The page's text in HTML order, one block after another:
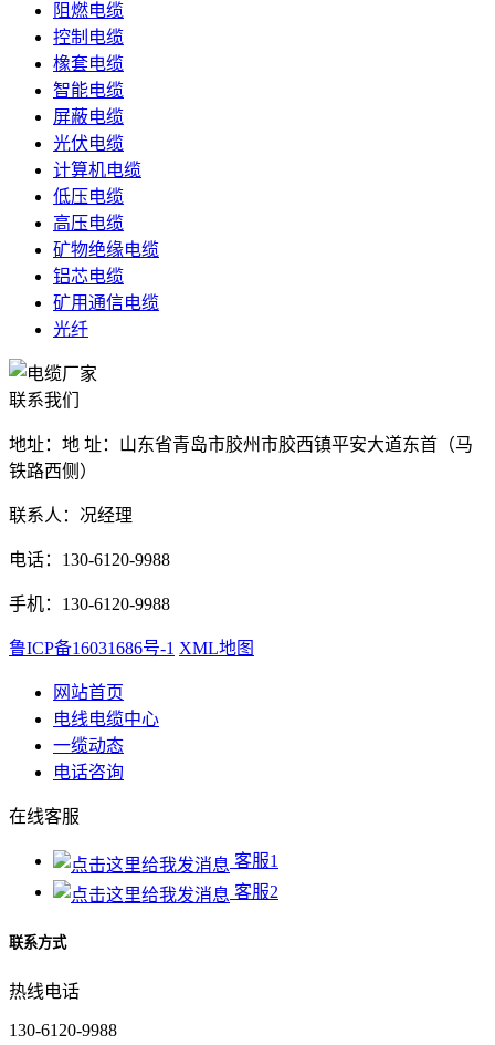
阻燃电缆
控制电缆
橡套电缆
智能电缆
屏蔽电缆
光伏电缆
计算机电缆
低压电缆
高压电缆
矿物绝缘电缆
铝芯电缆
矿用通信电缆
光纤
联系我们
地址：地 址：山东省青岛市胶州市胶西镇平安大道东首（马
铁路西侧）
联系人：况经理
电话：130-6120-9988
手机：130-6120-9988
鲁ICP备16031686号-1 XML地图
网站首页
电线电缆中心
一缆动态
电话咨询
在线客服
客服1
客服2
联系方式
热线电话
130-6120-9988